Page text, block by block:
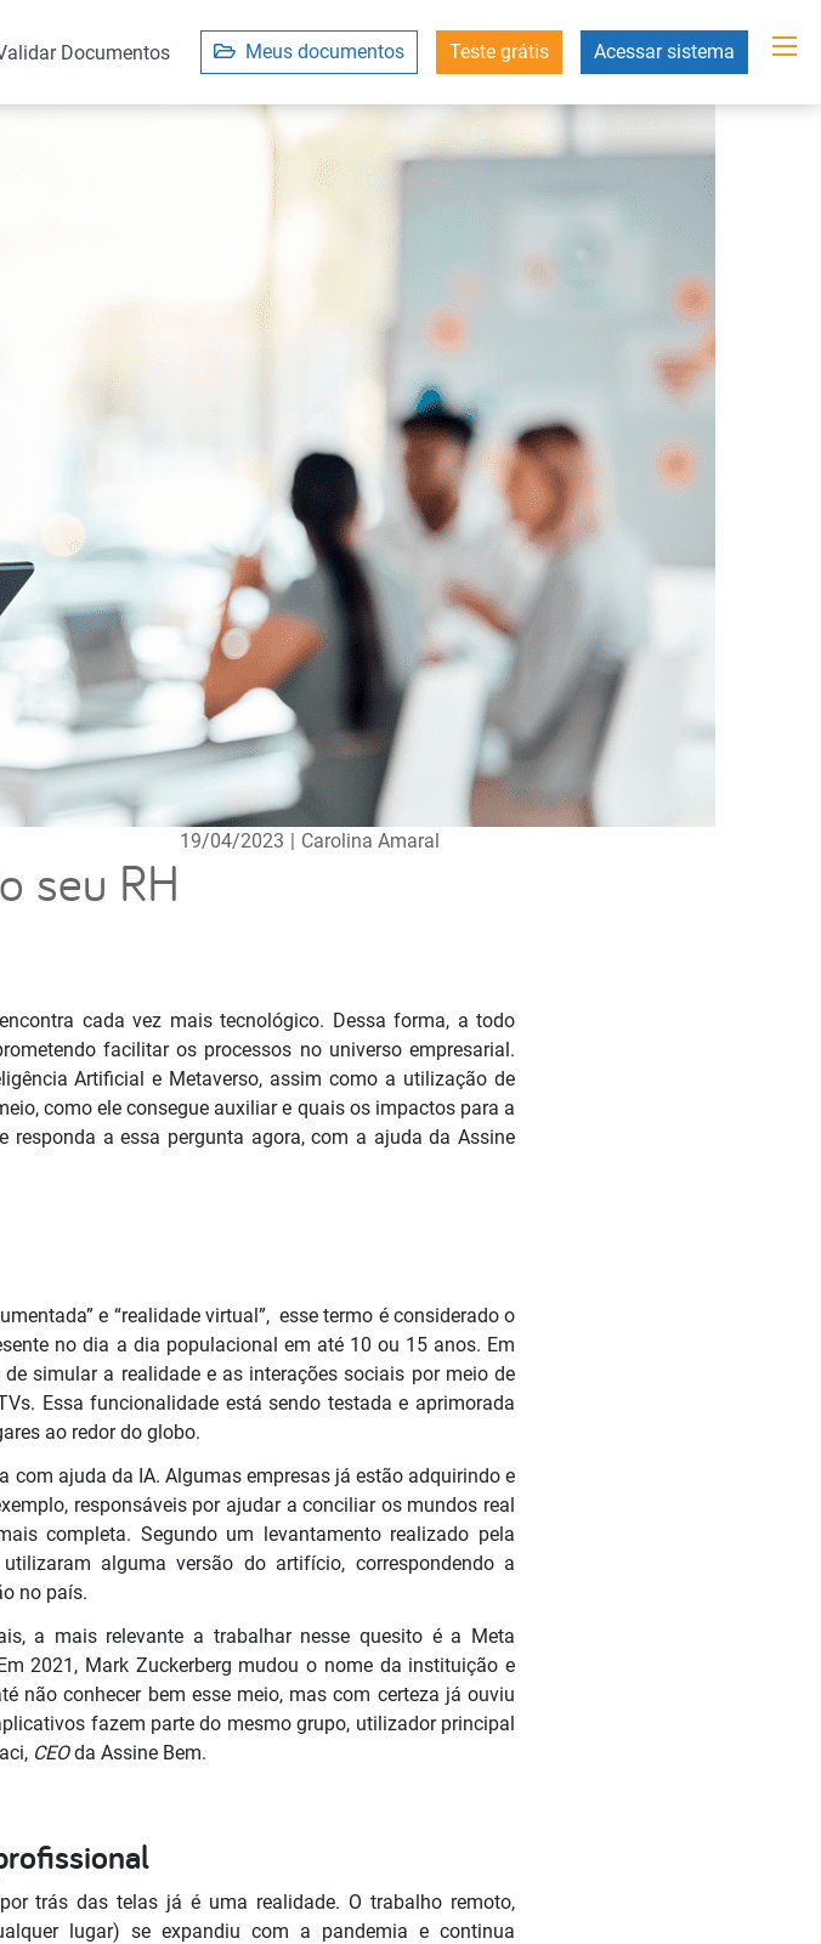
Acessar sistema
Teste grátis
Meus documentos
Documentos
seu RH
19/04/2023 | Carolina Amaral
cada vez mais tecnológico. Dessa forma, a todo
facilitar os processos no universo empresarial.
Artificial e Metaverso, assim como a utilização de
como ele consegue auxiliar e quais os impactos para a
responda a essa pergunta agora, com a ajuda da Assine
e “realidade virtual”, esse termo é considerado o
no dia a dia populacional em até 10 ou 15 anos. Em
simular a realidade e as interações sociais por meio de
Essa funcionalidade está sendo testada e aprimorada
ao redor do globo.
com ajuda da IA. Algumas empresas já estão adquirindo e
responsáveis por ajudar a conciliar os mundos real
completa. Segundo um levantamento realizado pela
alguma versão do artifício, correspondendo a
no país.
a mais relevante a trabalhar nesse quesito é a Meta
2021, Mark Zuckerberg mudou o nome da instituição e
não conhecer bem esse meio, mas com certeza já ouviu
fazem parte do mesmo grupo, utilizador principal
CEOda Assine Bem.
trás das telas já é uma realidade. O trabalho remoto,
lugar) se expandiu com a pandemia e continua